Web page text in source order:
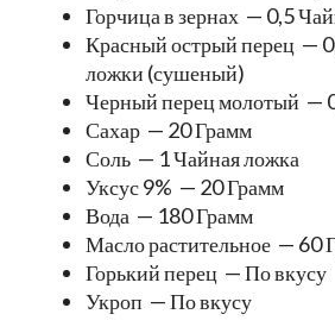
Горчица в зернах — 0,5
Красный острый перец —
ложки (сушеный)
Черный перец молотый —
Сахар — 20 Грамм
Соль — 1 Чайная ложка
Уксус 9% — 20 Грамм
Вода — 180 Грамм
Масло растительное — 60
Горький перец — По вкусу
Укроп — По вкусу